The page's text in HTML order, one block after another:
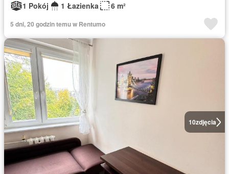
1 Pokój
1 Łazienka 6 m²
5 dni, 20 godzin temu w Rentumo
10zdjęcia